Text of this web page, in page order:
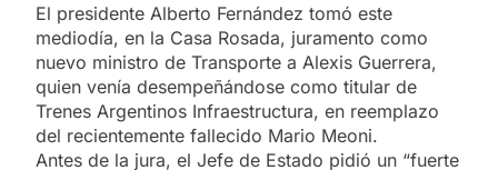
El presidente Alberto Fernández tomó este
mediodía, en la Casa Rosada, juramento como
nuevo ministro de Transporte a Alexis Guerrera,
quien venía desempeñándose como titular de
Trenes Argentinos Infraestructura, en reemplazo
del recientemente fallecido Mario Meoni.
Antes de la jura, el Jefe de Estado pidió un “fuerte